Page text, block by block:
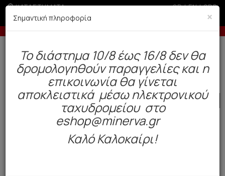
ΚΑΤΑΣΤΗΜΑΤΑ GR|EN|SRB
με πιστωτική άνω των 100€ -10% σε
Δωρεάν αποστολή άνω των 49€. Παράδοση σε 3-5 εργάσιμες.
Γυναίκα Εσώρουχα Everyday Σλιπ
SALE
×
Σημαντική πληροφορία
To διάστημα 10/8 έως 16/8 δεν θα
δρομολογηθούν παραγγελίες και η
επικοινωνία θα γίνεται
αποκλειστικά μέσω ηλεκτρονικού
ταχυδρομείου στο
eshop@minerva.gr
Καλό Καλοκαίρι!